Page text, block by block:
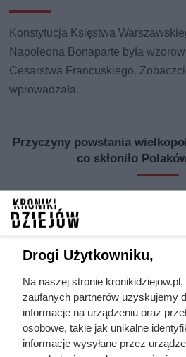
Konstytucja Księstwa
Napoleona Bonaparte była
Cesarstwa Francuskiego.
wprowadzała.
Przyczyny powstania
co skłoniło
Drogi Użytkowniku,
Na naszej stronie
zaufanych partnerów uzyskujemy
informacje na urządzeniu oraz
osobowe, takie jak unikalne
informacje wysyłane przez